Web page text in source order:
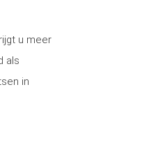
u meer
als
in